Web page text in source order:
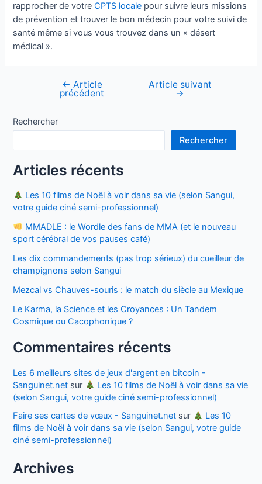
rapprocher de votreCPTS locale pour suivre leurs missions
de prévention et trouver le bon médecin pour votre suivi de
santé même si vous vous trouvez dans un « désert
médical ».
Navigation
← Article
précédent
Article suivant
→
Rechercher
Rechercher
Articles récents
Les 10 films de Noël à voir dans sa vie (selon Sangui,
votre guide ciné semi-professionnel)
MMADLE : le Wordle des fans de MMA (et le nouveau
sport cérébral de vos pauses café)
Les dix commandements (pas trop sérieux) du cueilleur de
champignons selon Sangui
Mezcal vs Chauves-souris : le match du siècle au Mexique
Le Karma, la Science et les Croyances : Un Tandem
Cosmique ou Cacophonique ?
Commentaires récents
Les 6 meilleurs sites de jeux d'argent en bitcoin -
Sanguinet.net sur
Les 10 films de Noël à voir dans sa vie
(selon Sangui, votre guide ciné semi-professionnel)
Faire ses cartes de vœux - Sanguinet.net sur
Les 10
films de Noël à voir dans sa vie (selon Sangui, votre guide
ciné semi-professionnel)
Archives